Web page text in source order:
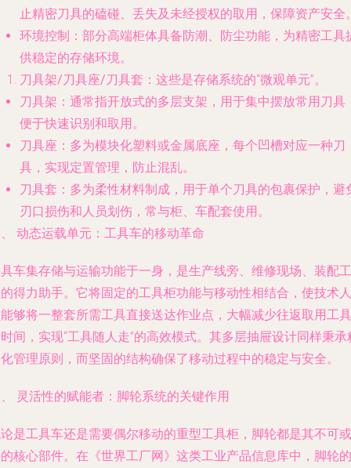
止精密刀具的磕碰、丢失及未经授权的取用，保障资产安全
环境控制 ：部分高端柜体具备防潮、防尘功能，为精密工具
供稳定的存储环境。
刀具架/刀具座/刀具套 ：这些是存储系统的“微观单元”。
刀具架 ：通常指开放式的多层支架，用于集中摆放常用刀具
便于快速识别和取用。
刀具座 ：多为模块化塑料或金属底座，每个凹槽对应一种刀
具，实现定置管理，防止混乱。
刀具套 ：多为柔性材料制成，用于单个刀具的包裹保护，避
刃口损伤和人员划伤，常与柜、车配套使用。
动态运载单元：工具车的移动革命
车集存储与运输功能于一身，是生产线旁、维修现场、装配工
得力助手。它将固定的工具柜功能与移动性相结合，使技术人
够将一整套所需工具直接送达作业点，大幅减少往返取用工具
间，实现“工具随人走”的高效模式。其多层抽屉设计同样秉承
管理原则，而坚固的结构确保了移动过程中的稳定与安全。
灵活性的赋能者：脚轮系统的关键作用
是工具车还是需要偶尔移动的重型工具柜， 脚轮都是其不可或
核心部件。在《世界工厂网》这类工业产品信息库中，脚轮的